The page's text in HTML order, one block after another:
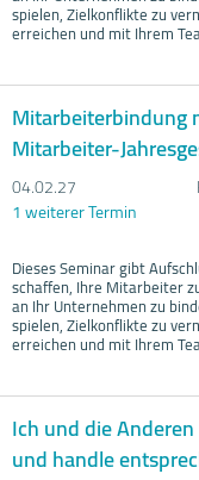
spielen, Zielkonflikte zu
erreichen und mit Ihrem
Mitarbeiterbindung
Mitarbeiter-
04.02.27
1 weiterer Termin
Dieses Seminar gibt
schaffen, Ihre Mitarbeiter
an Ihr Unternehmen zu
spielen, Zielkonflikte zu
erreichen und mit Ihrem
Ich und die
und handle